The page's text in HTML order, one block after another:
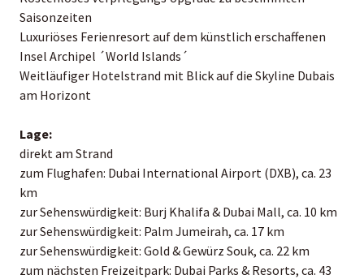
Saisonzeiten
Luxuriöses Ferienresort auf dem künstlich erschaffenen
Insel Archipel ´World Islands´
Weitläufiger Hotelstrand mit Blick auf die Skyline Dubais
am Horizont
Lage:
direkt am Strand
zum Flughafen: Dubai International Airport (DXB), ca. 23
km
zur Sehenswürdigkeit: Burj Khalifa & Dubai Mall, ca. 10 km
zur Sehenswürdigkeit: Palm Jumeirah, ca. 17 km
zur Sehenswürdigkeit: Gold & Gewürz Souk, ca. 22 km
zum nächsten Freizeitpark: Dubai Parks & Resorts, ca. 43